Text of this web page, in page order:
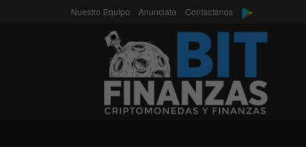
Nuestro Equipo Anunciate Contactanos